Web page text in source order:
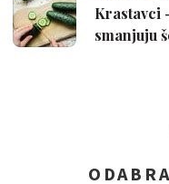
Krastavci
smanjuju